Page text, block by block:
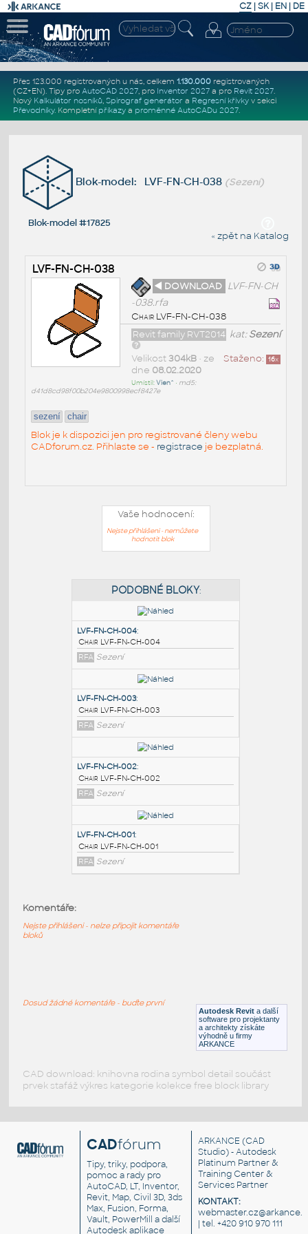
CZ | SK| EN | DE
Přes 123.000 registrovaných u nás, celkem 1.130.000registrovaných
(CZ+EN). Tipy pro AutoCAD 2027, pro Inventor 2027a pro Revit 2027.
Nový Kalkulátor nosníků, Spirograf generátor a Regresní křivkyv sekci
Převodníky. Kompletní příkazya proměnné AutoCADu 2027.
Blok-model: LVF-FN-CH-038 (Sezení)
Blok-model #17825
« zpět na Katalog
LVF-FN-CH-038
◄ DOWNLOAD LVF-FN-CH
-038.rfa
Chair LVF-FN-CH-038
kat:Sezení
Revit family RVT2014
Staženo: 16x
Velikost304kB• ze
dne 08.02.2020
Umístil:Vien^ • md5:
d41d8cd98f00b204e9800998ecf8427e
sezení chair
Blok je k dispozici jen pro registrované členy webu
CADforum.cz. Přihlaste se - registrace je bezplatná.
Vaše hodnocení:
Nejste přihlášeni - nemůžete
hodnotit blok
PODOBNÉ BLOKY
LVF-FN-CH-004
Chair LVF-FN-CH-004
RFA Sezení
LVF-FN-CH-003:
Chair LVF-FN-CH-003
RFA Sezení
Sezení
Autodesk Revit a další
software pro projektanty
a architekty získáte
výhodně u firmy
ARKANCE
Komentáře:
Nejste přihlášeni - nelze připojit komentáře
bloků
Dosud žádné komentáře - buďte první
CAD download: knihovna rodina symbol detail součást
prvek stafáž výkres kategorie kolekce free block library
CADfórum
Tipy, triky, podpora,
pomoc a rady pro
AutoCAD, LT, Inventor,
Revit, Map, Civil 3D, 3ds
Max, Fusion, Forma,
Vault, PowerMill a další
Autodesk aplikace
ARKANCE (CAD
Studio) - Autodesk
Platinum Partner &
Training Center &
Services Partner
KONTAKT:
| tel. +420 910 970 111